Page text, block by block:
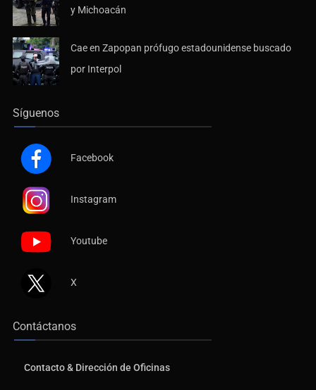
y Michoacán
Cae en Zapopan prófugo estadounidense buscado
por Interpol
Síguenos
Facebook
Instagram
Youtube
X
Contáctanos
Contacto & Dirección de Oficinas